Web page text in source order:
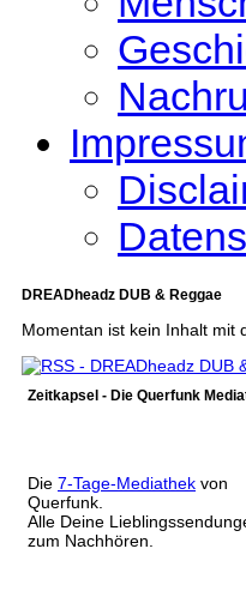
DREADheadz DUB & Reggae
Momentan ist kein Inhalt mit
Zeitkapsel - Die Querfunk
Die 7-Tage-Mediathek von
Querfunk.
Alle Deine
zum Nachhören.